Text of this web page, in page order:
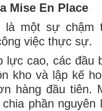
Mise En Place
là một sự chậm
việc thực sự.
lực cao, các đầu
kho và lập kế
hàng đầu tiên.
phần nguyên